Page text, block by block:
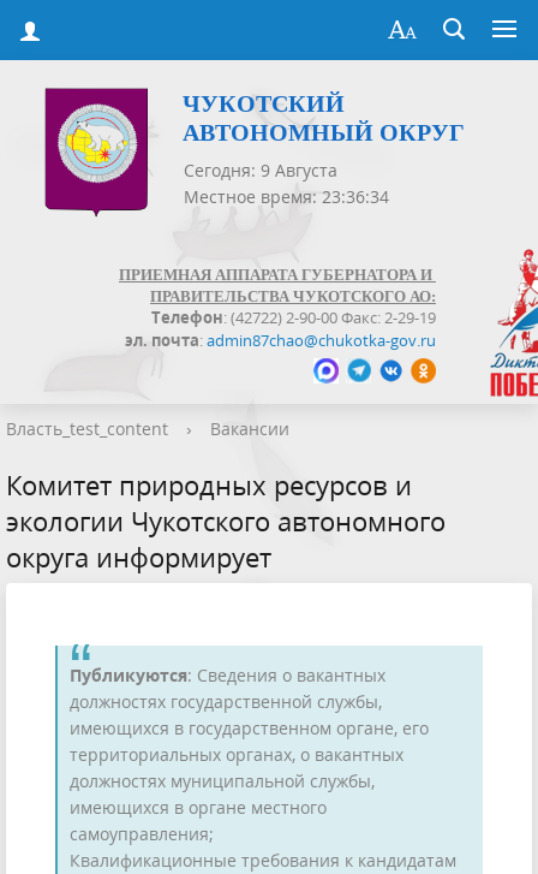
ЧУКОТСКИЙ
АВТОНОМНЫЙ ОКРУГ
Сегодня: 9 Августа
Местное время: 23:36:34
ПРИЕМНАЯ АППАРАТА ГУБЕРНАТОРА И
ПРАВИТЕЛЬСТВА ЧУКОТСКОГО АО:
Телефон: (42722) 2-90-00 Факс: 2-29-19
эл. почта:admin87chao@chukotka-gov.ru
Власть_test_content › Вакансии
Комитет природных ресурсов и
экологии Чукотского автономного
округа информирует
Публикуются: Сведения о вакантных
должностях государственной службы,
имеющихся в государственном органе, его
территориальных органах, о вакантных
должностях муниципальной службы,
имеющихся в органе местного
самоуправления;
Квалификационные требования к кандидатам